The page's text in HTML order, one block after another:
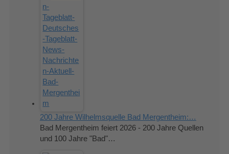
200 Jahre Wilhelmsquelle Bad Mergentheim:…
Bad Mergentheim feiert 2026 - 200 Jahre Quellen
und 100 Jahre "Bad"…